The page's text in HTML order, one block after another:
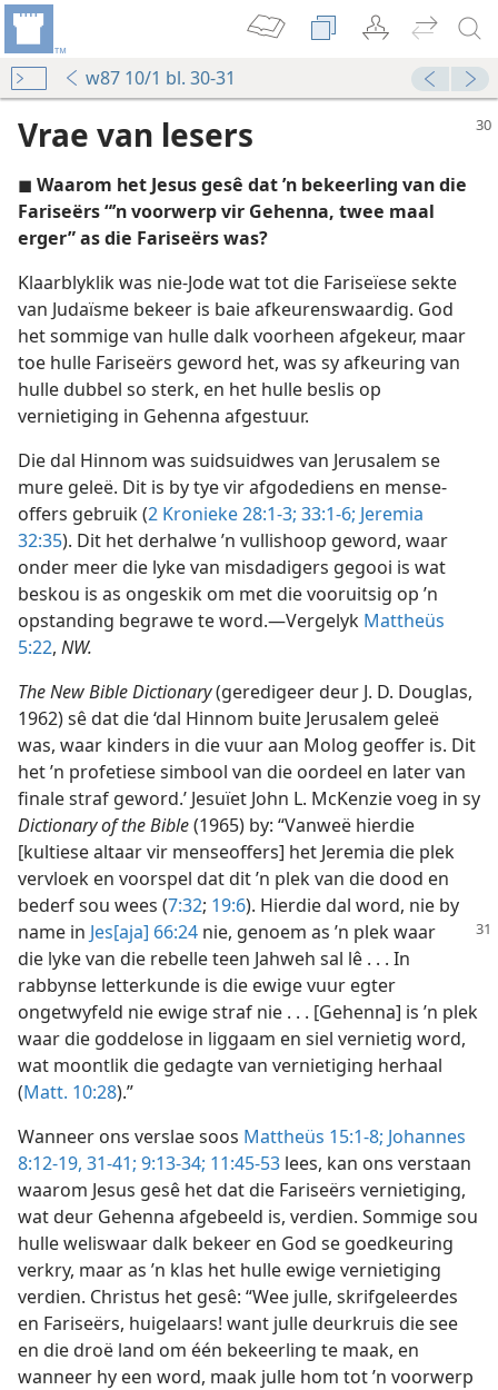
w87 10/1 bl. 30-31
as die hel of Gehenna?
verdrukking”
Vrae van lesers
◼ Waarom het Jesus gesê dat ’n bekeerling van die
Fariseërs “’n voorwerp vir Gehenna, twee maal
erger” as die Fariseërs was?
Klaarblyklik was nie-Jode wat tot die Fariseïese sekte
van Judaïsme bekeer is baie afkeurenswaardig. God
het sommige van hulle dalk voorheen afgekeur, maar
toe hulle Fariseërs geword het, was sy afkeuring van
hulle dubbel so sterk, en het hulle beslis op
vernietiging in Gehenna afgestuur.
Die dal Hinnom was suidsuidwes van Jerusalem se
mure geleë. Dit is by tye vir afgodediens en mense-
offers gebruik (2 Kronieke 28:1-3; 33:1-6; Jeremia
32:35). Dit het derhalwe ’n vullishoop geword, waar
onder meer die lyke van misdadigers gegooi is wat
beskou is as ongeskik om met die vooruitsig op ’n
opstanding begrawe te word.—Vergelyk Mattheüs
5:22, NW.
The New Bible Dictionary(geredigeer deur J. D. Douglas,
1962) sê dat die ‘dal Hinnom buite Jerusalem geleë
was, waar kinders in die vuur aan Molog geoffer is. Dit
het ’n profetiese simbool van die oordeel en later van
finale straf geword.’ Jesuïet John L. McKenzie voeg in sy
Dictionary of the Bible(1965) by: “Vanweë hierdie
[kultiese altaar vir menseoffers] het Jeremia die plek
vervloek en voorspel dat dit ’n plek van die dood en
bederf sou wees (7:32; 19:6). Hierdie dal word, nie by
name in Jes[aja] 66:24 nie, genoem as ’n plek waar
die lyke van die rebelle teen Jahweh sal lê . . . In
rabbynse letterkunde is die ewige vuur egter
ongetwyfeld nie ewige straf nie . . . [Gehenna] is ’n plek
waar die goddelose in liggaam en siel vernietig word,
wat moontlik die gedagte van vernietiging herhaal
(Matt. 10:28).”
Wanneer ons verslae soos Mattheüs 15:1-8; Johannes
8:12-19, 31-41; 9:13-34; 11:45-53 lees, kan ons verstaan
waarom Jesus gesê het dat die Fariseërs vernietiging,
wat deur Gehenna afgebeeld is, verdien. Sommige sou
hulle weliswaar dalk bekeer en God se goedkeuring
verkry, maar as ’n klas het hulle ewige vernietiging
verdien. Christus het gesê: “Wee julle, skrifgeleerdes
en Fariseërs, huigelaars! want julle deurkruis die see
en die droë land om één bekeerling te maak, en
wanneer hy een word, maak julle hom tot ’n voorwerp